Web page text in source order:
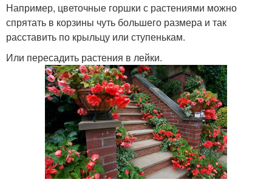
Например, цветочные горшки с растениями можно
спрятать в корзины чуть большего размера и так
расставить по крыльцу или ступенькам.
Или пересадить растения в лейки.